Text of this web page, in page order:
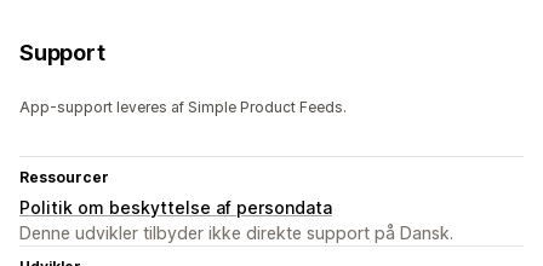
Support
App-support leveres af Simple Product Feeds.
Ressourcer
Politik om beskyttelse af persondata
Denne udvikler tilbyder ikke direkte support på Dansk.